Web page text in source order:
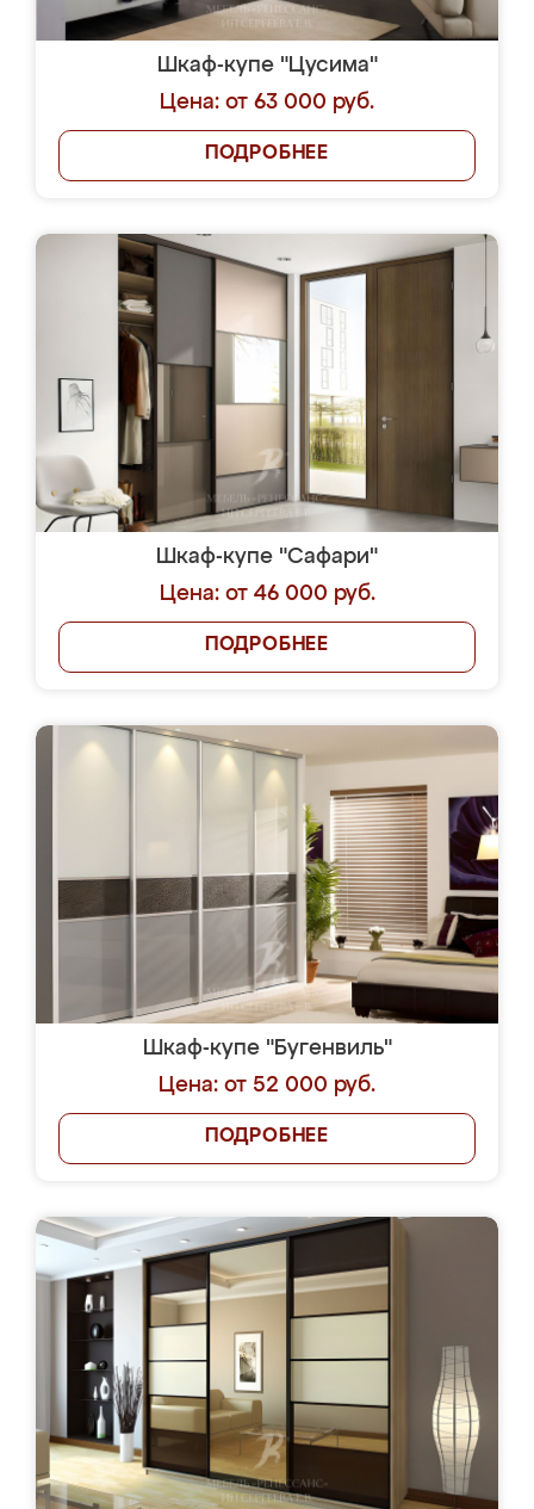
Шкаф-купе "Цусима"
Цена: от 63 000 руб.
ПОДРОБНЕЕ
Шкаф-купе "Сафари"
Цена: от 46 000 руб.
ПОДРОБНЕЕ
Шкаф-купе "Бугенвиль"
Цена: от 52 000 руб.
ПОДРОБНЕЕ